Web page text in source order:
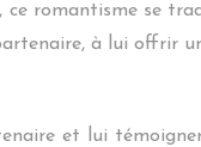
romantisme se
à lui offrir
et lui